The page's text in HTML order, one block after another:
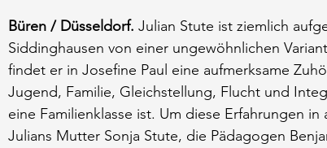
Büren / Düsseldorf. Julian Stute ist ziemlich
Siddinghausen von einer ungewöhnlichen
findet er in Josefine Paul eine aufmerksame
Jugend, Familie, Gleichstellung, Flucht und
eine Familienklasse ist. Um diese Erfahrungen
Julians Mutter Sonja Stute, die Pädagogen